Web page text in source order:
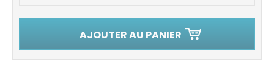
AJOUTER AU PANIER